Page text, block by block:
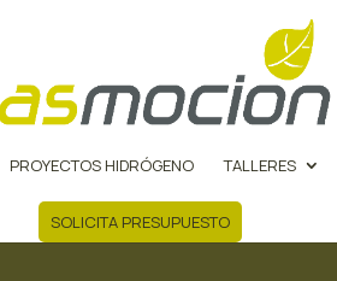
PROYECTOS HIDRÓGENO TALLERES
SOLICITA PRESUPUESTO